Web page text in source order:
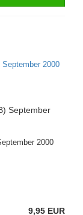
September
2000
9,95 EUR